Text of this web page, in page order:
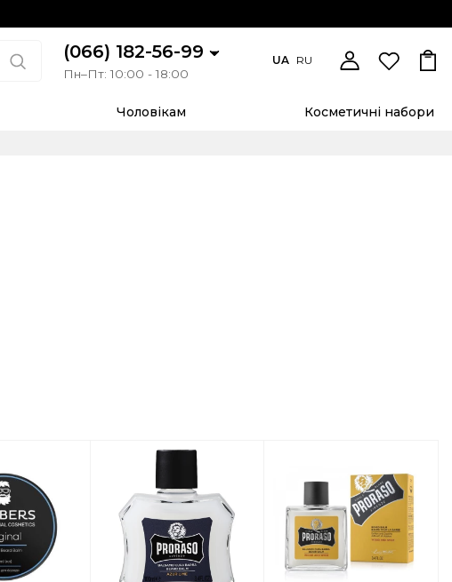
(066) 182-56-99
Пн–Пт: 10:00 - 18:00
UA RU
Чоловікам Косметичні набори